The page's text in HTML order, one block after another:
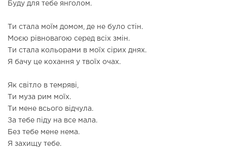
Буду для тебе янголом.
Ти стала моїм домом, де не було стін.
Моєю рівновагою серед всіх змін.
Ти стала кольорами в моїх сірих днях.
Я бачу це кохання у твоїх очах.
Як світло в темряві,
Ти муза рим моїх.
Ти мене всього відчула.
За тебе піду на все мала.
Без тебе мене нема.
Я захищу тебе.